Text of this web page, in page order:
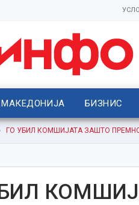
МАКЕДОНИЈА БИЗНИС
ГО УБИЛ КОМШИЈАТА ЗАШТО